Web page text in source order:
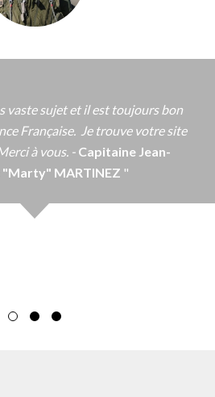
vaste sujet et il est toujours bon
Française. Je trouve votre site
à vous. - Capitaine Jean-
"Marty" MARTINEZ